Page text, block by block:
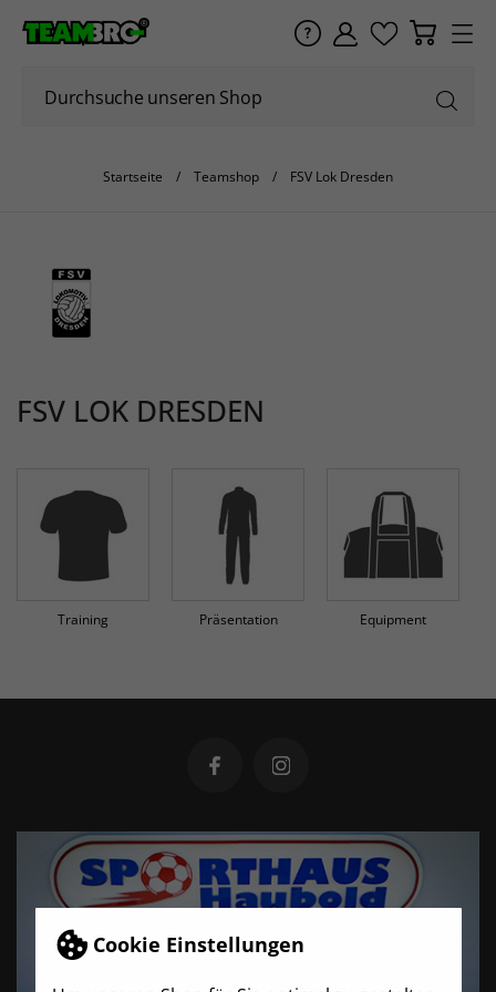
Cookie Einstellungen
Startseite Teamshop FSV Lok Dresden
FSV LOK DRESDEN
Training Präsentation Equipment